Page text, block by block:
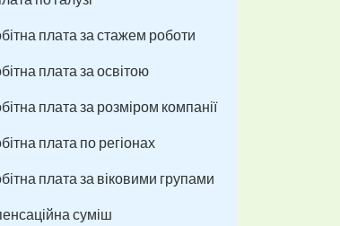
плата за стажем роботи
плата за освітою
плата за розміром компанії
плата по регіонах
плата за віковими групами
суміш